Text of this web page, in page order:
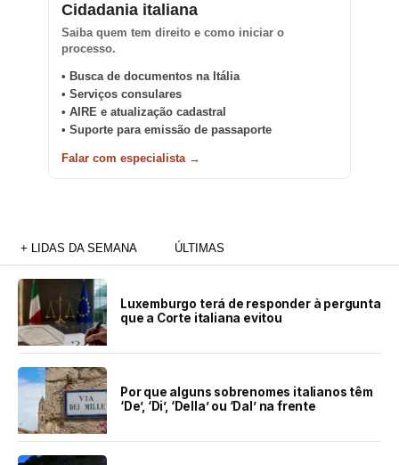
Cidadania italiana
Saiba quem tem direito e como iniciar o
processo.
• Busca de documentos na Itália
• Serviços consulares
• AIRE e atualização cadastral
• Suporte para emissão de passaporte
Falar com especialista →
+ LIDAS DA SEMANA ÚLTIMAS
Luxemburgo terá de responder à pergunta
que a Corte italiana evitou
Por que alguns sobrenomes italianos têm
‘De’, ‘Di’, ‘Della’ ou ‘Dal’ na frente